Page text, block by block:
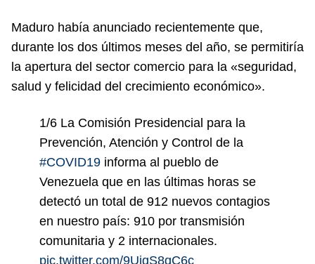
Maduro había anunciado recientemente que,
durante los dos últimos meses del año, se permitiría
la apertura del sector comercio para la «seguridad,
salud y felicidad del crecimiento económico».
1/6 La Comisión Presidencial para la
Prevención, Atención y Control de la
#COVID19 informa al pueblo de
Venezuela que en las últimas horas se
detectó un total de 912 nuevos contagios
en nuestro país: 910 por transmisión
comunitaria y 2 internacionales.
pic.twitter.com/9UiqS8qC6c